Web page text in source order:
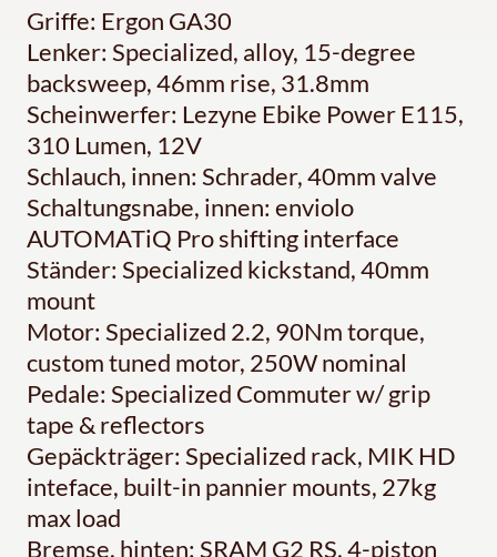
Griffe: Ergon GA30
Lenker: Specialized, alloy, 15-degree
backsweep, 46mm rise, 31.8mm
Scheinwerfer: Lezyne Ebike Power E115,
310 Lumen, 12V
Schlauch, innen: Schrader, 40mm valve
Schaltungsnabe, innen: enviolo
AUTOMATiQ Pro shifting interface
Ständer: Specialized kickstand, 40mm
mount
Motor: Specialized 2.2, 90Nm torque,
custom tuned motor, 250W nominal
Pedale: Specialized Commuter w/ grip
tape & reflectors
Gepäckträger: Specialized rack, MIK HD
inteface, built-in pannier mounts, 27kg
max load
Bremse, hinten: SRAM G2 RS, 4-piston